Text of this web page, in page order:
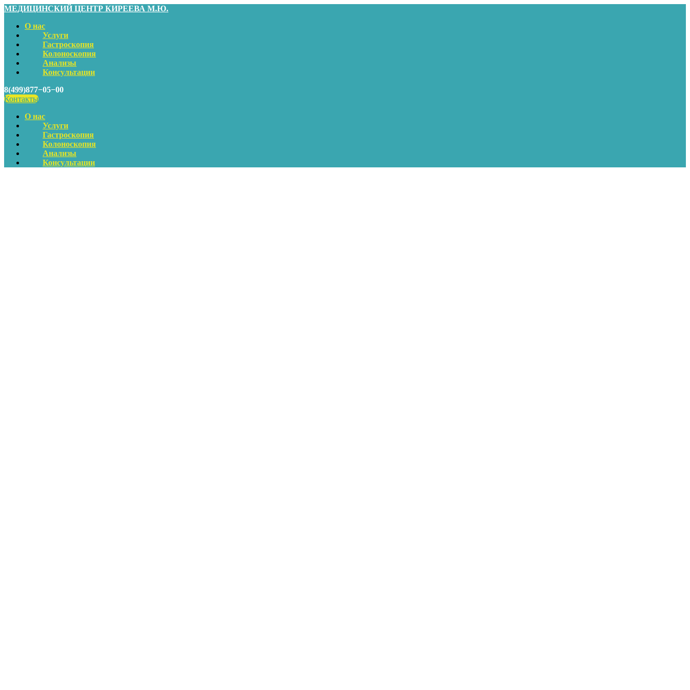
МЕДИЦИНСКИЙ ЦЕНТР КИРЕЕВА М.Ю.
О нас
Услуги
Гастроскопия
Колоноскопия
Анализы
Консультации
8(499)877−05−00
Контакты
О нас
Услуги
Гастроскопия
Колоноскопия
Анализы
Консультации